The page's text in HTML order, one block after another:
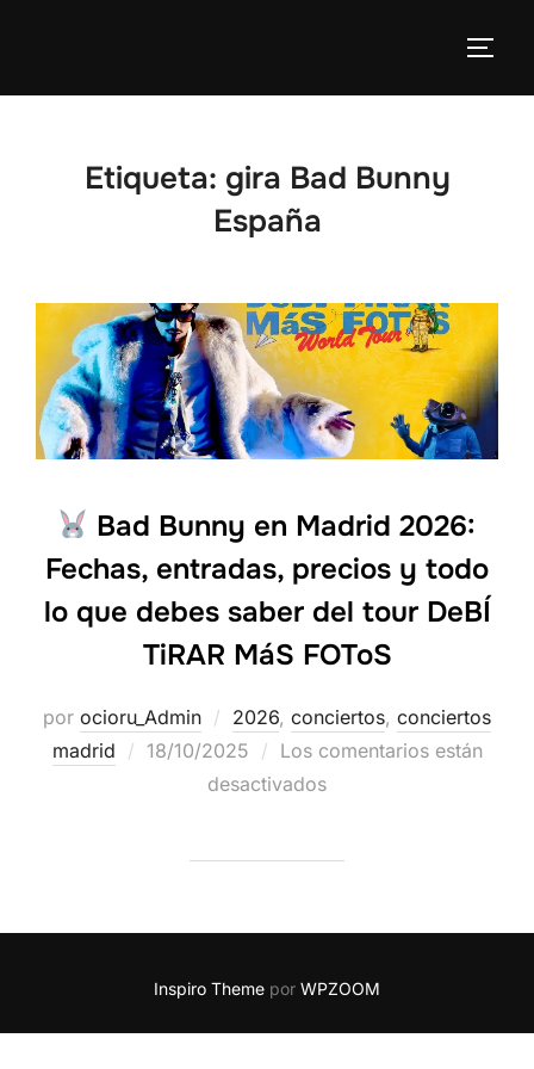
Etiqueta: gira Bad Bunny
España
Bad Bunny en Madrid 2026:
Fechas, entradas, precios y todo
lo que debes saber del tour DeBÍ
TiRAR MáS FOToS
por ocioru_Admin 2026, conciertos, conciertos
madrid
18/10/2025
Los comentarios están
desactivados
Inspiro Theme por WPZOOM